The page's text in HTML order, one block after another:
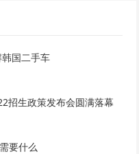
国二手车
招生政策发布会圆满落幕
要什么